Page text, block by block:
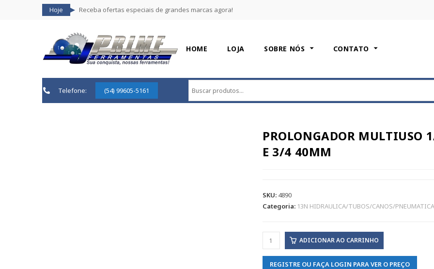
Hoje Receba ofertas especiais de grandes marcas agora!
HOME LOJA SOBRE NÓS CONTATO
Telefone: (54) 99605-5161
PROLONGADOR MULTIUSO
E 3/4 40MM
SKU: 4890
Categoria: 13N HIDRAULICA/TUBOS/CANOS/
ADICIONAR AO CARRINHO
REGISTRE OU FAÇA LOGIN PARA VER O PREÇO